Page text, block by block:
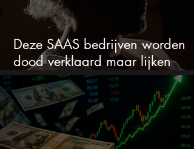
Deze SAAS bedrijven worden
dood verklaard maar lijken
springlevend